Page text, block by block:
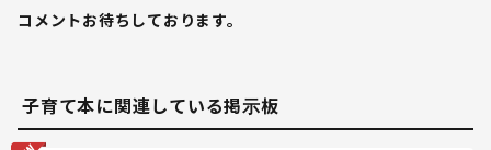
コメントお待ちしております。
子育て本に関連している掲示板